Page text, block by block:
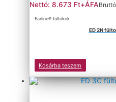
Nettó: 8.673 Ft+ÁFA
Earline® fültokok
ED 2N
Kosárba teszem